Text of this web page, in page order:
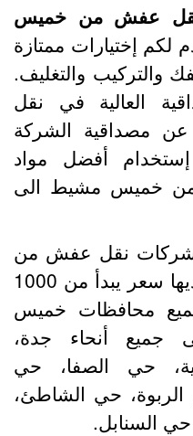
عفش من خميس
إختيارات ممتازة
والتغليف.
العالية في نقل
مصداقية الشركة
أفضل مواد
خميس مشيط الى
نقل عفش من
خميس مشيط الى جدة لديها سعر يبدأ من 1000
محافظات خميس
أنحاء جدة،
حي الصفا، حي
حي الشاطئ،
السنابل.